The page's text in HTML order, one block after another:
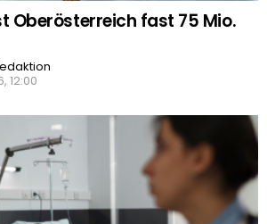
Oberösterreich fast 75 Mio.
12:00